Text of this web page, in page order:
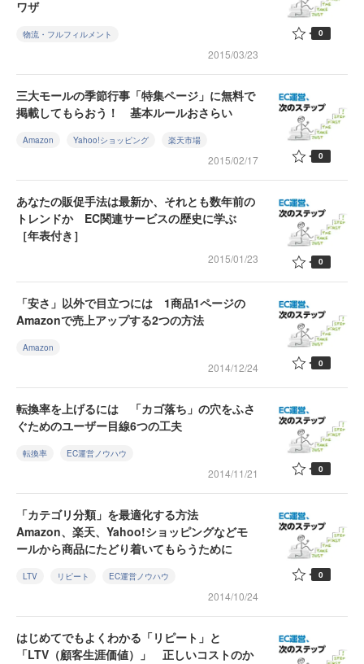
ワザ
物流・フルフィルメント
2015/03/23
0
三大モールの季節行事「特集ページ」に無料で
掲載してもらおう！ 基本ルールおさらい
Amazon Yahoo!ショッピング 楽天市場
2015/02/17 0
あなたの販促手法は最新か、それとも数年前の
トレンドか EC関連サービスの歴史に学ぶ
［年表付き］
2015/01/23 0
「安さ」以外で目立つには 1商品1ページの
Amazonで売上アップする2つの方法
Amazon
2014/12/24 0
転換率を上げるには 「カゴ落ち」の穴をふさ
ぐためのユーザー目線6つの工夫
転換率 EC運営ノウハウ
2014/11/21 0
「カテゴリ分類」を最適化する方法
Amazon、楽天、Yahoo!ショッピングなどモ
ールから商品にたどり着いてもらうために
LTV リピート EC運営ノウハウ
2014/10/24
0
はじめてでもよくわかる「リピート」と
「LTV（顧客生涯価値）」 正しいコストのか